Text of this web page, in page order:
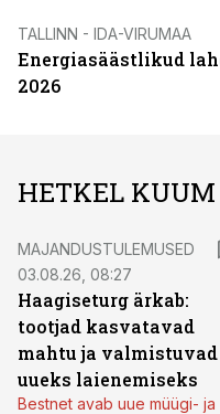
TALLINN - IDA-VIRUMAA
Energiasäästlikud
2026
HETKEL KUUM
MAJANDUSTULEMUSED
03.08.26, 08:27
Haagiseturg ärkab:
tootjad kasvatavad
mahtu ja valmistuvad
uueks laienemiseks
Bestnet avab uue müügi- ja